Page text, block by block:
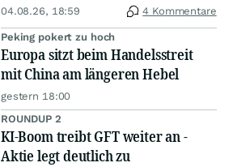
04.08.26, 18:59 4 Kommentare
Peking pokert zu hoch
Europa sitzt beim Handelsstreit
mit China am längeren Hebel
gestern 18:00
ROUNDUP 2
KI-Boom treibt GFT weiter an -
Aktie legt deutlich zu